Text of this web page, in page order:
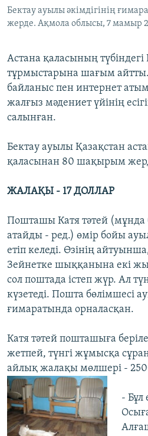
Бектау ауылы әкімдігінің
жерде. Ақмола облысы, 7 мамыр
Астана қаласының
тұрмыстарына шағым
байланыс пен интернет
жалғыз мәдениет үйінің
салынған.
Бектау ауылы Қазақстан
қаласынан 80 шақырым
ЖАЛАҚЫ - 17 ДОЛЛАР
Пошташы Катя тәтей (мұнда
атайды - ред.) өмір бойы
етіп келеді. Өзінің
Зейнетке шыққанына екі
сол поштада істеп жүр. Ал
күзетеді. Пошта бөлімшесі
ғимаратында орналасқан.
Катя тәтей пошташыға
жетпей, түнгі жұмысқа
айлық жалақы мөлшері -
- Бұл